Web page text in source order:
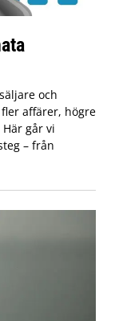
och
affärer, högre
går vi
– från